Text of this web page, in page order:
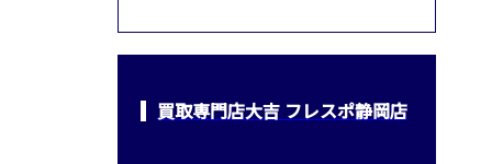
買取専門店大吉 フレスポ静岡店